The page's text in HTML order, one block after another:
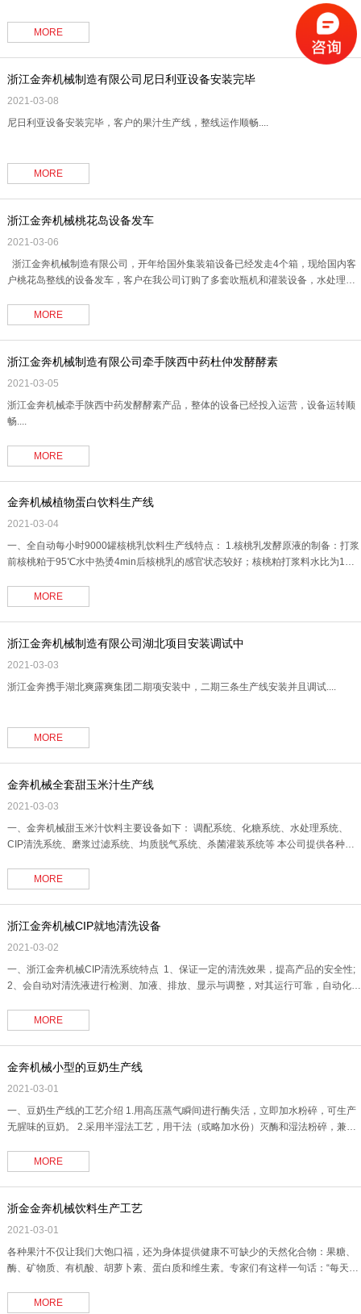
MORE
浙江金奔机械制造有限公司尼日利亚设备安装完毕
2021-03-08
尼日利亚设备安装完毕，客户的果汁生产线，整线运作顺畅....
MORE
浙江金奔机械桃花岛设备发车
2021-03-06
浙江金奔机械制造有限公司，开年给国外集装箱设备已经发走4个箱，现给国内客
户桃花岛整线的设备发车，客户在我公司订购了多套吹瓶机和灌装设备，水处理设
MORE
浙江金奔机械制造有限公司牵手陕西中药杜仲发酵酵素
2021-03-05
浙江金奔机械牵手陕西中药发酵酵素产品，整体的设备已经投入运营，设备运转顺
畅....
MORE
金奔机械植物蛋白饮料生产线
2021-03-04
一、全自动每小时9000罐核桃乳饮料生产线特点： 1.核桃乳发酵原液的制备：打浆
前核桃粕于95℃水中热烫4min后核桃乳的感官状态较好；核桃粕打浆料水比为1：
种的驯化：乳酸菌经渐进驯化法驯化培养后,在纯核桃乳中的产酸能力和生长情况都
得到了改善。驯化至第9代时,产酸量达到.......
MORE
浙江金奔机械制造有限公司湖北项目安装调试中
2021-03-03
浙江金奔携手湖北爽露爽集团二期项安装中，二期三条生产线安装并且调试....
MORE
金奔机械全套甜玉米汁生产线
2021-03-03
一、金奔机械甜玉米汁饮料主要设备如下： 调配系统、化糖系统、水处理系统、
CIP清洗系统、磨浆过滤系统、均质脱气系统、杀菌灌装系统等 本公司提供各种类
文件，包括：生产线设备清单、生产车间与生产线设备布局示意图、生产线管线连
接示意图、厂区平面布局示意图；根据建厂技术方案，我公司提供玉.......
MORE
浙江金奔机械CIP就地清洗设备
2021-03-02
一、浙江金奔机械CIP清洗系统特点 1、保证一定的清洗效果，提高产品的安全性;
2、会自动对清洗液进行检测、加液、排放、显示与调整，对其运行可靠，自动化程
MORE
金奔机械小型的豆奶生产线
2021-03-01
一、豆奶生产线的工艺介绍 1.用高压蒸气瞬间进行酶失活，立即加水粉碎，可生产
无腥味的豆奶。 2.采用半湿法工艺，用干法（或略加水份）灭酶和湿法粉碎，兼有
工艺，原料利用率高、无废水处理，也无需过多的生产设备。全套豆奶灌装生产线
MORE
浙金金奔机械饮料生产工艺
2021-03-01
各种果汁不仅让我们大饱口福，还为身体提供健康不可缺少的天然化合物：果糖、
酶、矿物质、有机酸、胡萝卜素、蛋白质和维生素。专家们有这样一句话：“每天喝
别还是有的。 ● 橙汁在世界上占领先地位。早餐饮一杯橙汁，你能得到一整天所需
MORE